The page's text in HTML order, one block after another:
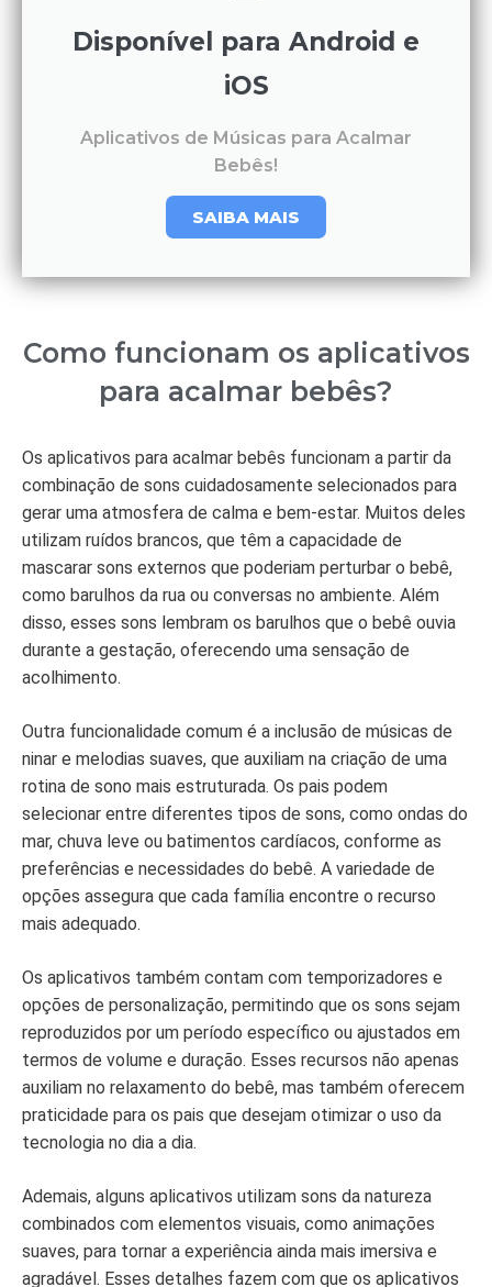
Disponível para Android e
iOS
Aplicativos de Músicas para Acalmar
Bebês!
SAIBA MAIS
Como funcionam os aplicativos
para acalmar bebês?
Os aplicativos para acalmar bebês funcionam a partir da
combinação de sons cuidadosamente selecionados para
gerar uma atmosfera de calma e bem-estar. Muitos deles
utilizam ruídos brancos, que têm a capacidade de
mascarar sons externos que poderiam perturbar o bebê,
como barulhos da rua ou conversas no ambiente. Além
disso, esses sons lembram os barulhos que o bebê ouvia
durante a gestação, oferecendo uma sensação de
acolhimento.
Outra funcionalidade comum é a inclusão de músicas de
ninar e melodias suaves, que auxiliam na criação de uma
rotina de sono mais estruturada. Os pais podem
selecionar entre diferentes tipos de sons, como ondas do
mar, chuva leve ou batimentos cardíacos, conforme as
preferências e necessidades do bebê. A variedade de
opções assegura que cada família encontre o recurso
mais adequado.
Os aplicativos também contam com temporizadores e
opções de personalização, permitindo que os sons sejam
reproduzidos por um período específico ou ajustados em
termos de volume e duração. Esses recursos não apenas
auxiliam no relaxamento do bebê, mas também oferecem
praticidade para os pais que desejam otimizar o uso da
tecnologia no dia a dia.
Ademais, alguns aplicativos utilizam sons da natureza
combinados com elementos visuais, como animações
suaves, para tornar a experiência ainda mais imersiva e
agradável. Esses detalhes fazem com que os aplicativos